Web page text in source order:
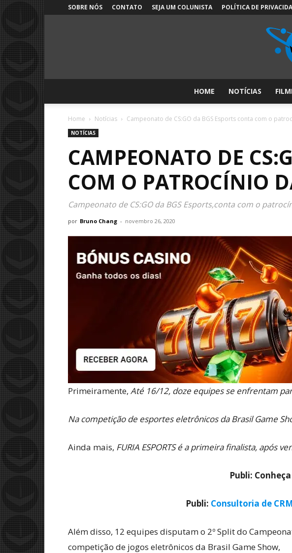
SOBRE NÓS CONTATO SEJA UM COLUNISTA POLÍTICA DE
HOME NOTÍCIAS
Home Notícias Campeonato de CS:GO da BGS Esports conta com o
NOTÍCIAS
CAMPEONATO DE
COM O PATROCÍNIO
Campeonato de CS:GO da BGS Esports,conta com o
por Bruno Chang - novembro 26, 2020
Primeiramente, Até 16/12, doze equipes se enfrentam
Na competição de esportes eletrônicos da Brasil Game
Ainda mais, FURIA ESPORTS é a primeira finalista, após
Publi: Conheça
Publi: Consultoria de CRM
Além disso, 12 equipes disputam o 2º Split do
competição de jogos eletrônicos da Brasil Game Show,